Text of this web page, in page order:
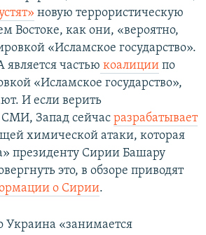
новую террористическую
Востоке, как они, «вероятно,
«Исламское государство».
частью коалиции по
«Исламское государство»,
И если верить
Запад сейчас разрабатывает
химической атаки, которая
президенту Сирии Башару
это, в обзоре приводят
о Сирии.
Украина «занимается